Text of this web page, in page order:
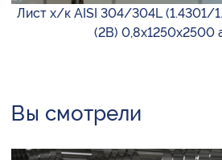
Лист х/к AISI 304/304L (1.4301/
(2B) 0,8х1250х2500
Вы смотрели